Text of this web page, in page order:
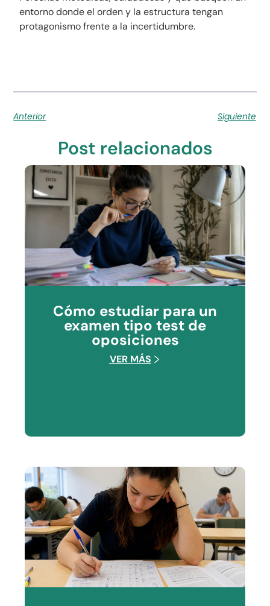
entorno donde el orden y la estructura tengan
protagonismo frente a la incertidumbre.
Anterior Siguiente
Post relacionados
Cómo estudiar para un
examen tipo test de
oposiciones
VER MÁS